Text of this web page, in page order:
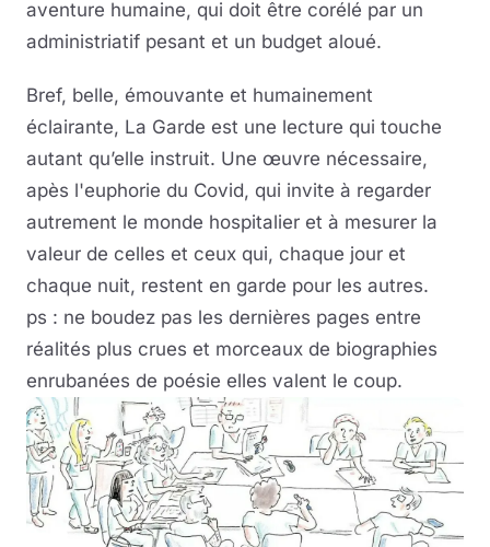
aventure humaine, qui doit être corélé par un
administriatif pesant et un budget aloué.
Bref, belle, émouvante et humainement
éclairante, La Garde est une lecture qui touche
autant qu’elle instruit. Une œuvre nécessaire,
apès l'euphorie du Covid, qui invite à regarder
autrement le monde hospitalier et à mesurer la
valeur de celles et ceux qui, chaque jour et
chaque nuit, restent en garde pour les autres.
ps : ne boudez pas les dernières pages entre
réalités plus crues et morceaux de biographies
enrubanées de poésie elles valent le coup.